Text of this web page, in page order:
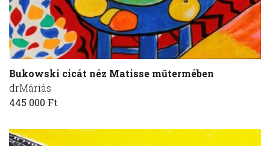
Bukowski cicát néz Matisse műtermében
drMáriás
445 000 Ft